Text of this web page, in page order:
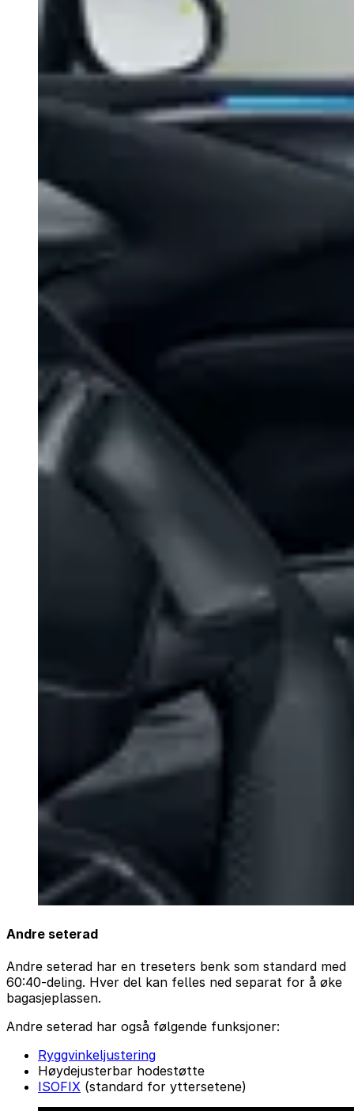
Andre seterad
Andre seterad har en treseters benk som standard med
60:40-deling. Hver del kan felles ned separat for å øke
bagasjeplassen.
Andre seterad har også følgende funksjoner:
Ryggvinkeljustering
Høydejusterbar hodestøtte
ISOFIX (standard for yttersetene)